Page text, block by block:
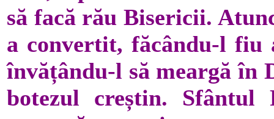
să facă rău Bisericii.
a convertit, făcându-l
învățându-l să meargă în
botezul creștin.